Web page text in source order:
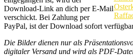
Download-Link an dich per E-Mail
verschickt. Bei Zahlung per
PayPal, ist der Download sofort
Die Bilder dienen nur als
digitaler Versand und wird als PDF-